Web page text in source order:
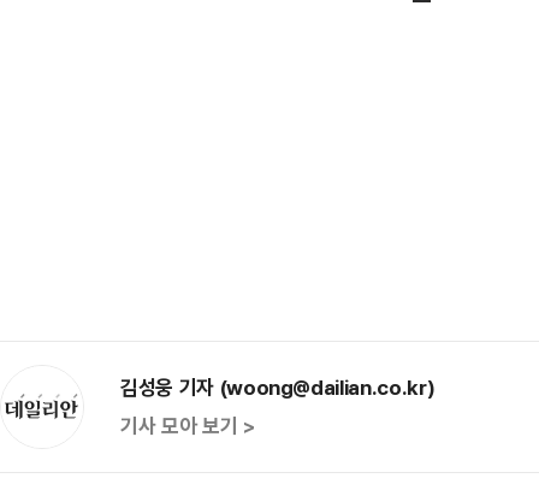
김성웅 기자 (woong@dailian.co.kr)
기사 모아 보기 >